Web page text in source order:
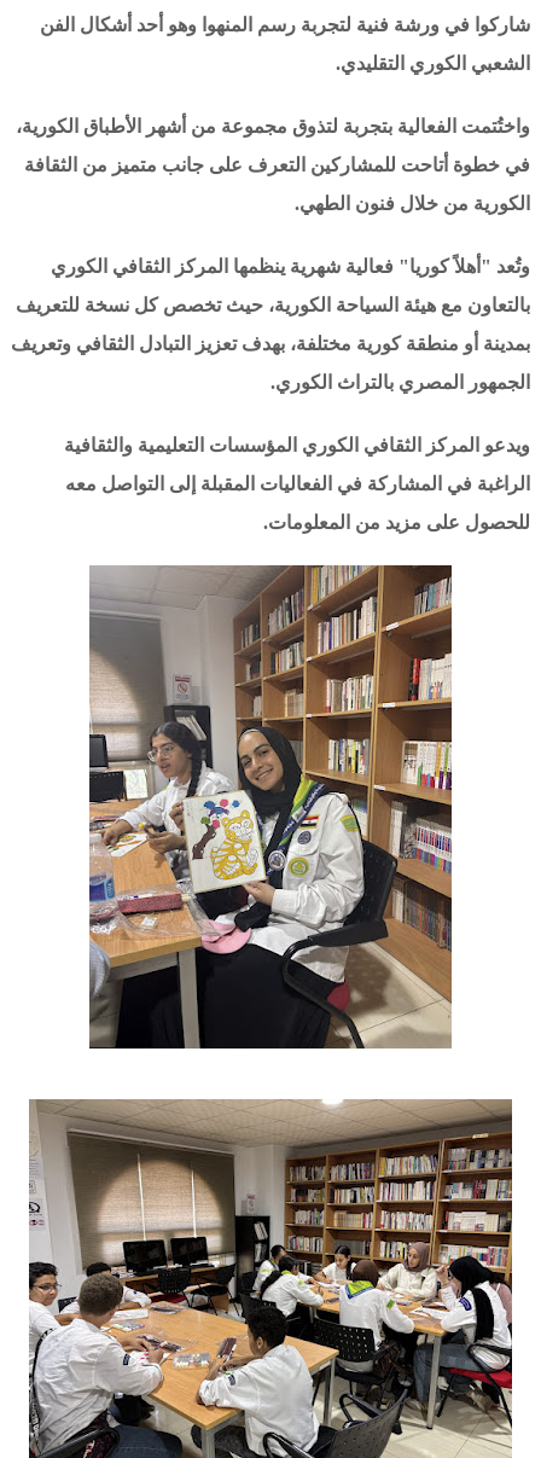
شاركوا في ورشة فنية لتجربة رسم المنهوا وهو أحد أشكال الفن
الشعبي الكوري التقليدي.
واختُتمت الفعالية بتجربة لتذوق مجموعة من أشهر الأطباق الكورية،
في خطوة أتاحت للمشاركين التعرف على جانب متميز من الثقافة
الكورية من خلال فنون الطهي.
وتُعد "أهلاً كوريا" فعالية شهرية ينظمها المركز الثقافي الكوري
بالتعاون مع هيئة السياحة الكورية، حيث تخصص كل نسخة للتعريف
بمدينة أو منطقة كورية مختلفة، بهدف تعزيز التبادل الثقافي وتعريف
الجمهور المصري بالتراث الكوري.
ويدعو المركز الثقافي الكوري المؤسسات التعليمية والثقافية
الراغبة في المشاركة في الفعاليات المقبلة إلى التواصل معه
للحصول على مزيد من المعلومات.